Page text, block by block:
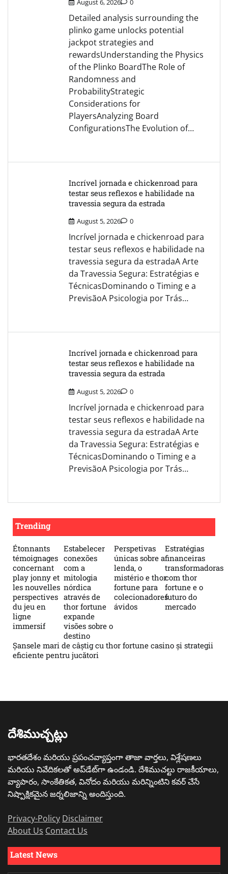
August 6, 2026 0
Detailed analysis surrounding the
plinko game unlocks potential
jackpot strategies and
rewardsUnderstanding the Physics
of the Plinko BoardThe Role of
Randomness and
ProbabilityStrategic
Considerations for
PlayersAnalyzing Board
ConfigurationsThe Evolution of…
Incrível jornada e chickenroad para
testar seus reflexos e habilidade na
travessia segura da estrada
August 5, 2026 0
Incrível jornada e chickenroad para
testar seus reflexos e habilidade na
travessia segura da estradaA Arte
da Travessia Segura: Estratégias e
TécnicasDominando o Timing e a
PrevisãoA Psicologia por Trás…
Incrível jornada e chickenroad para
testar seus reflexos e habilidade na
travessia segura da estrada
August 5, 2026 0
Incrível jornada e chickenroad para
testar seus reflexos e habilidade na
travessia segura da estradaA Arte
da Travessia Segura: Estratégias e
TécnicasDominando o Timing e a
PrevisãoA Psicologia por Trás…
Trending
Étonnants
témoignages
concernant
play jonny et
les nouvelles
perspectives
du jeu en
ligne
immersif
Estabelecer
conexões
com a
mitologia
nórdica
através de
thor fortune
expande
visões sobre o
destino
Perspetivas
únicas sobre a
lenda, o
mistério e thor
fortune para
colecionadores
ávidos
Estratégias
financeiras
transformadoras
com thor
fortune e o
futuro do
mercado
Șansele mari de câștig cu thor fortune casino și strategii
eficiente pentru jucători
దేశిముచ్చట్లు
భారతదేశం మరియు ప్రపంచవ్యాప్తంగా తాజా వార్తలు, విశ్లేషణలు
మరియు నివేదికలతో అప్‌డేట్‌గా ఉండండి. దేశిముచల్టు రాజకీయాలు,
వ్యాపారం, సాంకేతికత, వినోదం మరియు మరిన్నింటిని కవర్ చేసే
నిష్పాక్షికమైన జర్నలిజాన్ని అందిస్తుంది.
Privacy-Policy Disclaimer
About Us Contact Us
Latest News